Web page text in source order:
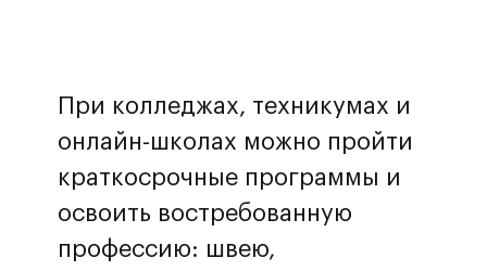
При колледжах, техникумах и
онлайн-школах можно пройти
краткосрочные программы и
освоить востребованную
профессию: швею,